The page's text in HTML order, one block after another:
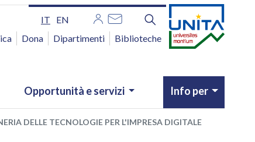
IT EN
Dona Dipartimenti Biblioteche
Opportunità e servizi Info per
DELLE TECNOLOGIE PER L'IMPRESA DIGITALE